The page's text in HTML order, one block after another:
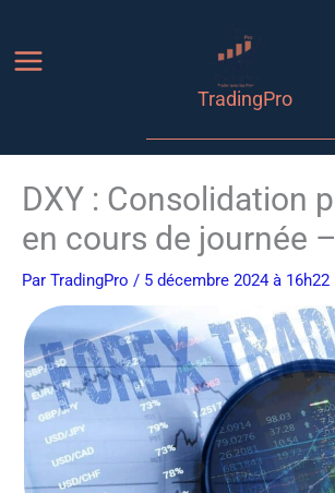
contenu
TradingPro
DXY : Consolidation
en cours de journée
Par TradingPro / 5 décembre 2024 à 16h22